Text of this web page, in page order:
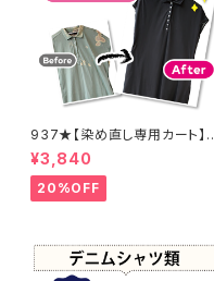
937★【染め直し専用カート】4
800円
¥3,840
20%OFF